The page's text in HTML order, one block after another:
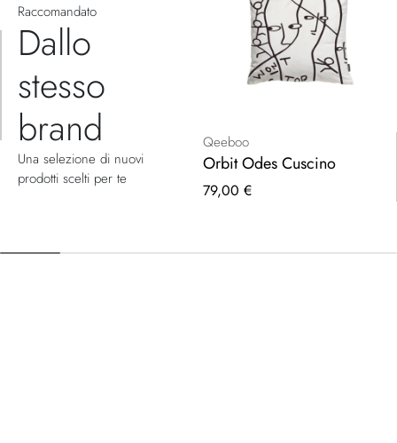
Raccomandato
Dallo
stesso
brand
Una selezione di nuovi
prodotti scelti per te
Qeeboo
Orbit Odes Cuscino
79,00 €